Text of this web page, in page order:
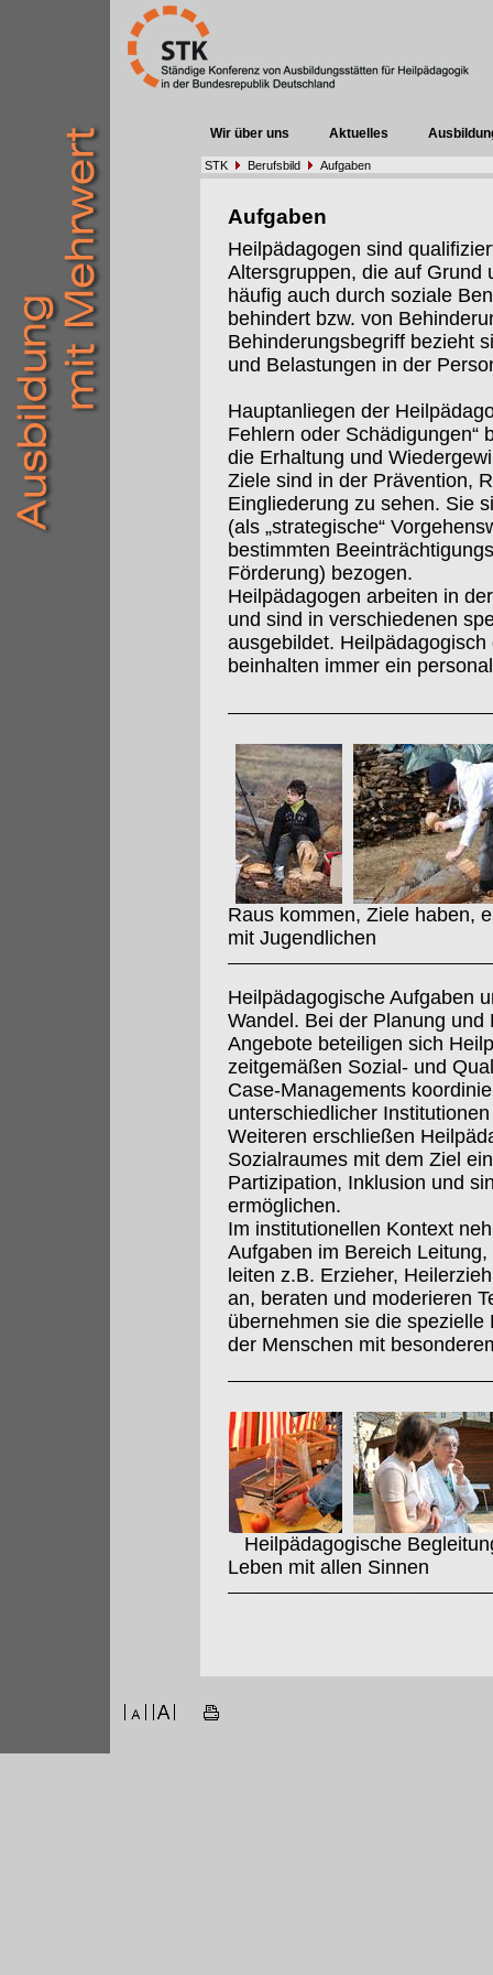
Wir über uns Aktuelles
STK Berufsbild Aufgaben
Aufgaben
Heilpädagogen sind
Altersgruppen, die auf Grund
häufig auch durch soziale
behindert bzw. von
Behinderungsbegriff bezieht
und Belastungen in der
Hauptanliegen der
Fehlern oder Schädigungen“
die Erhaltung und
Ziele sind in der Prävention,
Eingliederung zu sehen. Sie
(als „strategische“
bestimmten
Förderung) bezogen.
Heilpädagogen arbeiten in
und sind in verschiedenen
ausgebildet.
beinhalten immer ein
Raus kommen, Ziele haben,
mit Jugendlichen
Heilpädagogische Aufgaben
Wandel. Bei der Planung
Angebote beteiligen sich
zeitgemäßen Sozial- und
Case-Managements
unterschiedlicher
Weiteren erschließen
Sozialraumes mit dem Ziel
Partizipation, Inklusion und
ermöglichen.
Im institutionellen Kontext
Aufgaben im Bereich
leiten z.B. Erzieher,
an, beraten und moderieren
übernehmen sie die
der Menschen mit
Heilpädagogische
Leben mit allen Sinnen